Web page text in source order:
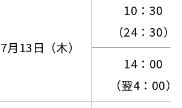
7月13日（木）
10：30
（24：30）
14：00
（翌4：00）